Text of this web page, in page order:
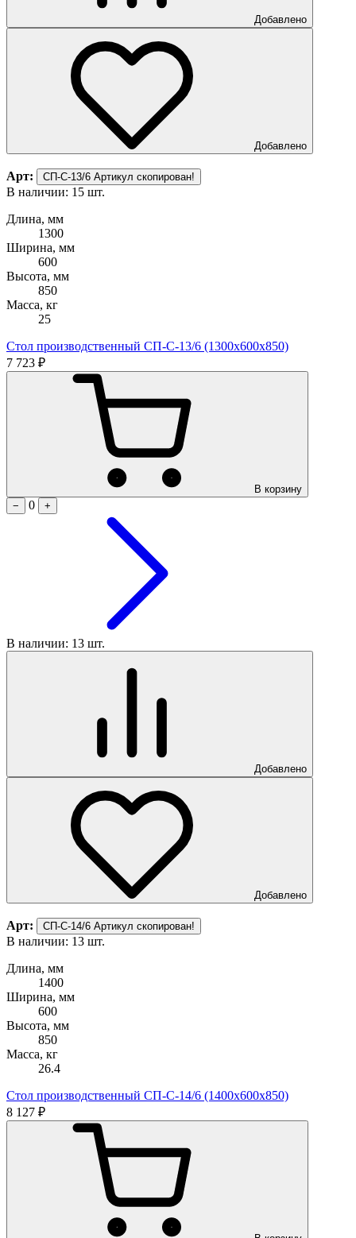
Добавлено
Добавлено
Арт: СП-С-13/6 Артикул скопирован!
В наличии: 15 шт.
Длина, мм
1300
Ширина, мм
600
Высота, мм
850
Масса, кг
25
Стол производственный СП-С-13/6 (1300х600х850)
7 723 ₽
В корзину
−
0 +
В наличии: 13 шт.
Добавлено
Добавлено
Арт: СП-С-14/6 Артикул скопирован!
В наличии: 13 шт.
Длина, мм
1400
Ширина, мм
600
Высота, мм
850
Масса, кг
26.4
Стол производственный СП-С-14/6 (1400х600х850)
8 127 ₽